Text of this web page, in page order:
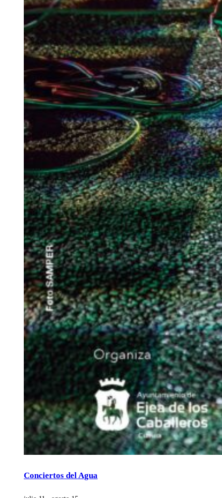
Conciertos del Agua